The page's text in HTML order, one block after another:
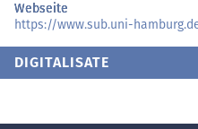
Webseite
https://www.sub.uni-
DIGITALISATE